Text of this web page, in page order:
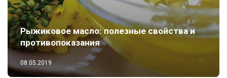
Рыжиковое масло: полезные свойства и
противопоказания
08.05.2019